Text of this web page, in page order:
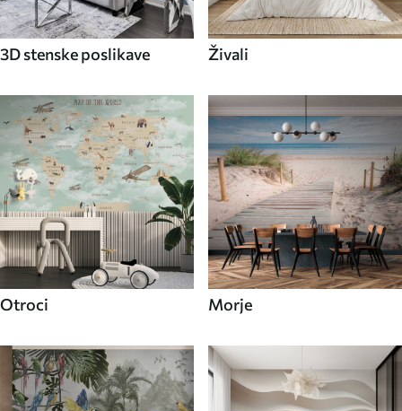
3D stenske poslikave Živali
Otroci Morje